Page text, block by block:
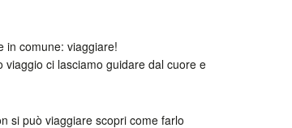
in comune: viaggiare!
ci lasciamo guidare dal cuore e
si può viaggiare scopri come farlo